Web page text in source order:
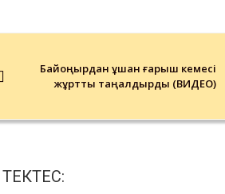
Байқоңырдан ұшқан ғарыш кемесі
жұртты таңқалдырды (ВИДЕО)